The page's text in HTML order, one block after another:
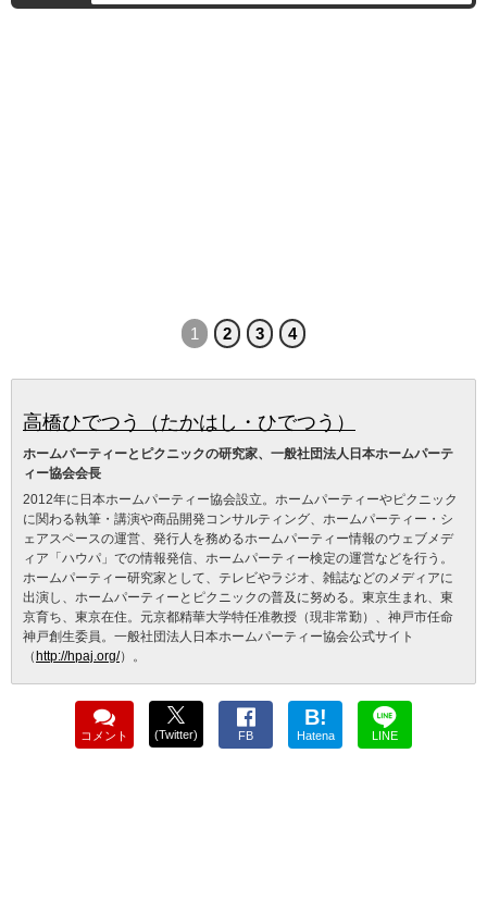
1 2 3 4
高橋ひでつう（たかはし・ひでつう）
ホームパーティーとピクニックの研究家、一般社団法人日本ホームパーテ
ィー協会会長
2012年に日本ホームパーティー協会設立。ホームパーティーやピクニック
に関わる執筆・講演や商品開発コンサルティング、ホームパーティー・シ
ェアスペースの運営、発行人を務めるホームパーティー情報のウェブメデ
ィア「ハウパ」での情報発信、ホームパーティー検定の運営などを行う。
ホームパーティー研究家として、テレビやラジオ、雑誌などのメディアに
出演し、ホームパーティーとピクニックの普及に努める。東京生まれ、東
京育ち、東京在住。元京都精華大学特任准教授（現非常勤）、神戸市任命
神戸創生委員。一般社団法人日本ホームパーティー協会公式サイト
（ http://hpaj.org/）。
コメント (Twitter) FB
B!
Hatena LINE